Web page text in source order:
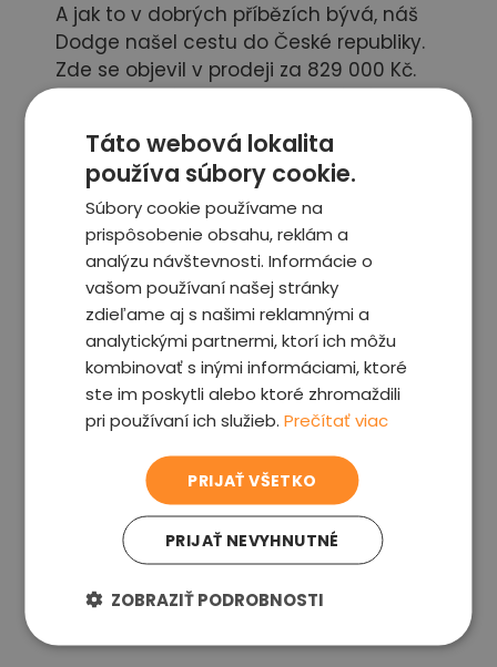
A jak to v dobrých příbězích bývá, náš
Dodge našel cestu do České republiky.
Zde se objevil v prodeji za 829 000 Kč.
Ale pozor, příběh ještě nekončí. Díky naší
historii. A to je přesně důvod, proč je tak
důležité nekupovat ojeté auto naslepo.
Morálka příběhu
Tento případ nám připomíná, že každé
auto má svůj příběh a některé z nich
jsou opravdu filmové. Naše služba
kontroly aut před koupí vám může
pomoci odhalit skryté kapitoly v historii
vozidla, abyste se vyhnuli nečekaným
auto bude mít také zajímavý příběh, ale
Táto webová lokalita
používa súbory cookie.
Súbory cookie používame na
prispôsobenie obsahu, reklám a
analýzu návštevnosti. Informácie o
vašom používaní našej stránky
zdieľame aj s našimi reklamnými a
analytickými partnermi, ktorí ich môžu
kombinovať s inými informáciami, ktoré
ste im poskytli alebo ktoré zhromaždili
pri používaní ich služieb.Prečítať viac
PRIJAŤ VŠETKO
PRIJAŤ NEVYHNUTNÉ
ZOBRAZIŤ PODROBNOSTI